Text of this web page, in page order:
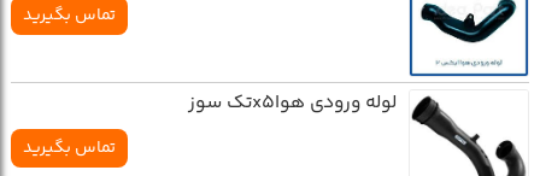
تماس بگیرید
لوله ورودي هواx5تک سوز
تماس بگیرید